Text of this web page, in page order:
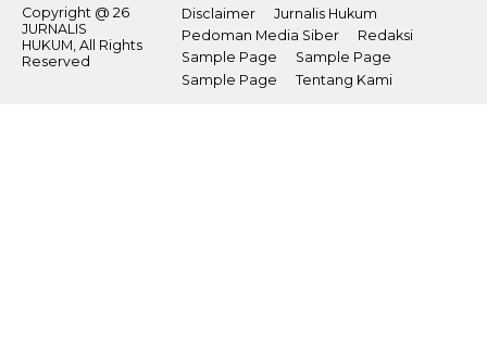
Copyright @ 26
JURNALIS
HUKUM, All Rights
Reserved
Disclaimer
Jurnalis Hukum
Pedoman Media Siber
Redaksi
Sample Page
Sample Page
Sample Page
Tentang Kami